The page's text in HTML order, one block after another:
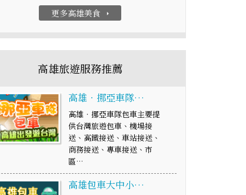
更多高雄美食 arrow_right
高雄旅遊服務推薦
高雄‧挪亞車隊…
高雄‧挪亞車隊包車主要提
供台灣旅遊包車、機場接
送、高鐵接送、車站接送、
商務接送、專車接送、市
區…
高雄包車大中小…